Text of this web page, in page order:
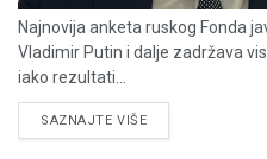
Najnovija anketa ruskog Fonda
Vladimir Putin i dalje zadržava
iako rezultati...
SAZNAJTE VIŠEDETAILS